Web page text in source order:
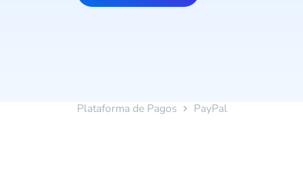
Plataforma de Pagos PayPal